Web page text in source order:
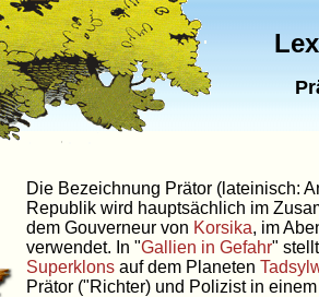
Die Bezeichnung Prätor (lateinisch:
Republik wird hauptsächlich im
dem Gouverneur von Korsika, im
verwendet. In "Gallien in Gefahr"
Superklons auf dem Planeten
Prätor ("Richter) und Polizist in einem